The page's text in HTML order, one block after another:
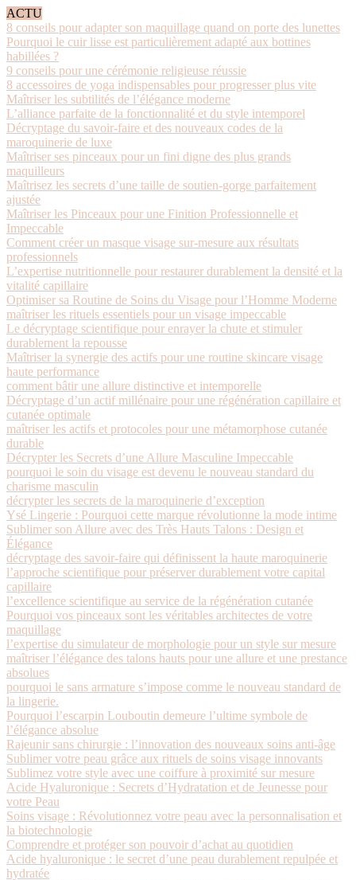
ACTU
8 conseils pour adapter son maquillage quand on porte des lunettes
Pourquoi le cuir lisse est particulièrement adapté aux bottines
habillées ?
9 conseils pour une cérémonie religieuse réussie
8 accessoires de yoga indispensables pour progresser plus vite
Maîtriser les subtilités de l’élégance moderne
L’alliance parfaite de la fonctionnalité et du style intemporel
Décryptage du savoir-faire et des nouveaux codes de la
maroquinerie de luxe
Maîtriser ses pinceaux pour un fini digne des plus grands
maquilleurs
Maîtrisez les secrets d’une taille de soutien-gorge parfaitement
ajustée
Maîtriser les Pinceaux pour une Finition Professionnelle et
Impeccable
Comment créer un masque visage sur-mesure aux résultats
professionnels
L’expertise nutritionnelle pour restaurer durablement la densité et la
vitalité capillaire
Optimiser sa Routine de Soins du Visage pour l’Homme Moderne
maîtriser les rituels essentiels pour un visage impeccable
Le décryptage scientifique pour enrayer la chute et stimuler
durablement la repousse
Maîtriser la synergie des actifs pour une routine skincare visage
haute performance
comment bâtir une allure distinctive et intemporelle
Décryptage d’un actif millénaire pour une régénération capillaire et
cutanée optimale
maîtriser les actifs et protocoles pour une métamorphose cutanée
durable
Décrypter les Secrets d’une Allure Masculine Impeccable
pourquoi le soin du visage est devenu le nouveau standard du
charisme masculin
décrypter les secrets de la maroquinerie d’exception
Ysé Lingerie : Pourquoi cette marque révolutionne la mode intime
Sublimer son Allure avec des Très Hauts Talons : Design et
Élégance
décryptage des savoir-faire qui définissent la haute maroquinerie
l’approche scientifique pour préserver durablement votre capital
capillaire
l’excellence scientifique au service de la régénération cutanée
Pourquoi vos pinceaux sont les véritables architectes de votre
maquillage
l’expertise du simulateur de morphologie pour un style sur mesure
maîtriser l’élégance des talons hauts pour une allure et une prestance
absolues
pourquoi le sans armature s’impose comme le nouveau standard de
la lingerie.
Pourquoi l’escarpin Louboutin demeure l’ultime symbole de
l’élégance absolue
Rajeunir sans chirurgie : l’innovation des nouveaux soins anti-âge
Sublimer votre peau grâce aux rituels de soins visage innovants
Sublimez votre style avec une coiffure à proximité sur mesure
Acide Hyaluronique : Secrets d’Hydratation et de Jeunesse pour
votre Peau
Soins visage : Révolutionnez votre peau avec la personnalisation et
la biotechnologie
Comprendre et protéger son pouvoir d’achat au quotidien
Acide hyaluronique : le secret d’une peau durablement repulpée et
hydratée